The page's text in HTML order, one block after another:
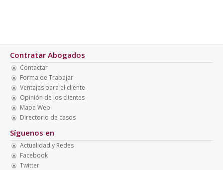
Contratar Abogados
Contactar
Forma de Trabajar
Ventajas para el cliente
Opinión de los clientes
Mapa Web
Directorio de casos
Síguenos en
Actualidad y Redes
Facebook
Twitter